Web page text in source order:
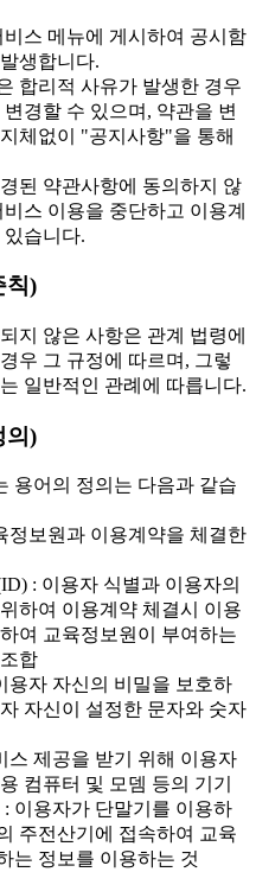
스 메뉴에 게시하여 공시함
생합니다.
합리적 사유가 발생한 경우
경할 수 있으며, 약관을 변
체없이 "공지사항"을 통해
된 약관사항에 동의하지 않
스 이용을 중단하고 이용계
습니다.
칙)
지 않은 사항은 관계 법령에
우 그 규정에 따르며, 그렇
일반적인 관례에 따릅니다.
의)
용어의 정의는 다음과 같습
보원과 이용계약을 체결한
: 이용자 식별과 이용자의
하여 이용계약 체결시 이용
여 교육정보원이 부여하는
합
자 자신의 비밀을 보호하
자신이 설정한 문자와 숫자
제공을 받기 위해 이용자
컴퓨터 및 모뎀 등의 기기
이용자가 단말기를 이용하
주전산기에 접속하여 교육
는 정보를 이용하는 것